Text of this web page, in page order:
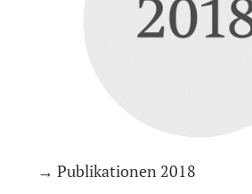
→ Publikationen 2018